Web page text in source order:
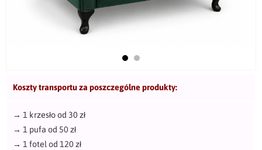
Koszty transportu za poszczególne produkty:
→ 1 krzesło od 30 zł
→ 1 pufa od 50 zł
→ 1 fotel od 120 zł